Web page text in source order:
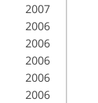
2007 "נעמי שמר", ספריה עירונית ב"ש
2006 "מהחלון הגבוה ביותר", מרכז בינתחומי "נגב", שדה בוקר
2006 "תחריטים", מוזיאון הנגב ב"ש
2006 "שנה טובה אמא", מולתקא-פורום לדו קיום למען שוויון , ב"ש
2006 "באר-שבע", מערך קרדיולוגי, בי"ח סורוקה
2006 "כחול", ספריה עירונית ב"ש